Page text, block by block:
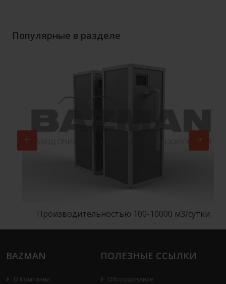
Популярные в разделе
Производительностью 100-10000 м3/сутки
BAZMAN
О Компании
ПОЛЕЗНЫЕ ССЫЛКИ
Оборудование